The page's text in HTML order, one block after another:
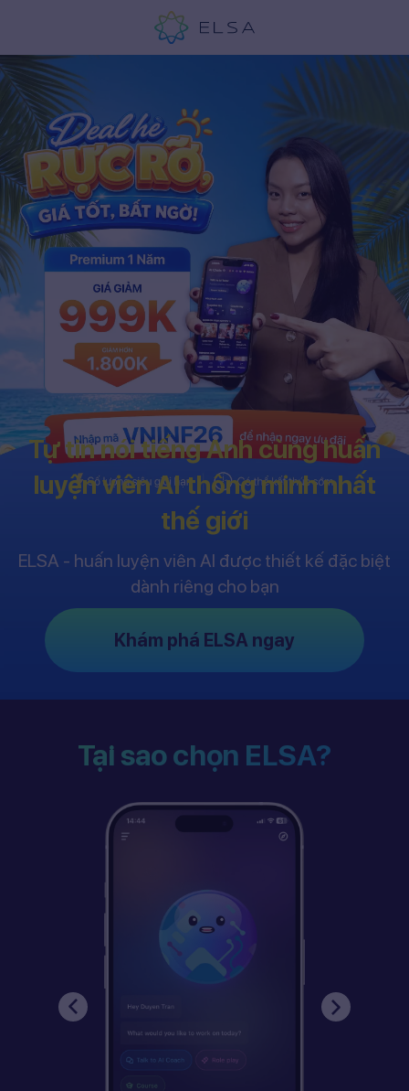
Tự tin nói tiếng Anh cùng huấn
luyện viên AI thông minh nhất
thế giới
ELSA - huấn luyện viên AI được thiết kế đặc biệt
dành riêng cho bạn
Khám phá ELSA ngay
Tại sao chọn ELSA?